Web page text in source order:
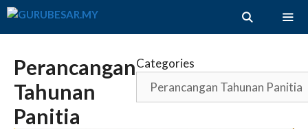
Skip
Perancangan
Tahunan
Panitia
Categories